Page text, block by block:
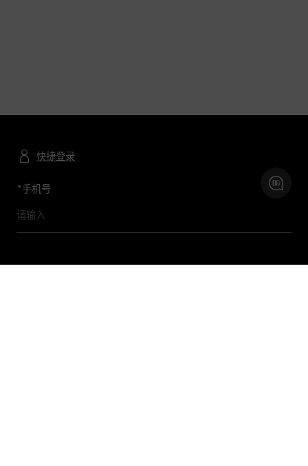
快捷登录
*手机号